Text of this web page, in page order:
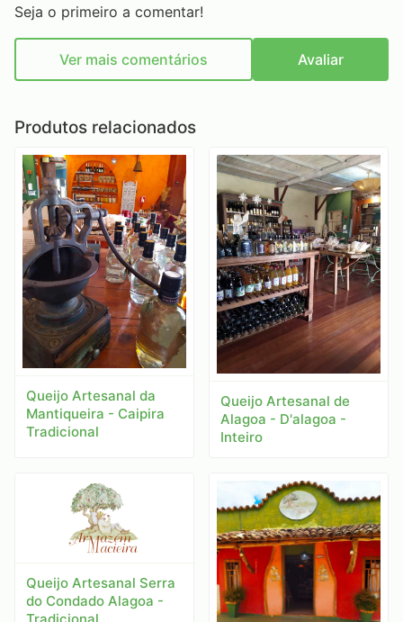
Seja o primeiro a comentar!
Ver mais comentários Avaliar
Produtos relacionados
Queijo Artesanal da
Mantiqueira - Caipira
Tradicional
Queijo Artesanal de
Alagoa - D'alagoa -
Inteiro
Queijo Artesanal Serra
do Condado Alagoa -